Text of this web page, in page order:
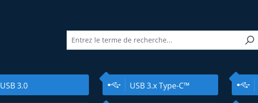
USB 3.0 USB 3.x Type-C™